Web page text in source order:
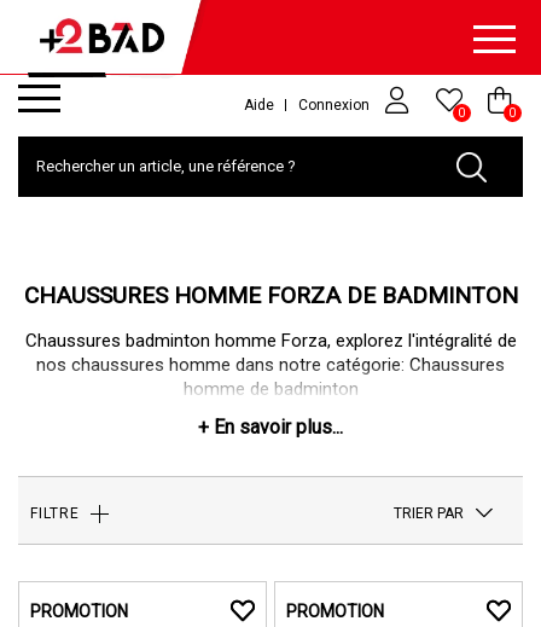
Aide Connexion 0 0
CHAUSSURES HOMME FORZA DE BADMINTON
Chaussures badminton homme Forza, explorez l'intégralité de
nos chaussures homme dans notre catégorie: Chaussures
homme de badminton
FILTRE TRIER PAR
PROMOTION PROMOTION